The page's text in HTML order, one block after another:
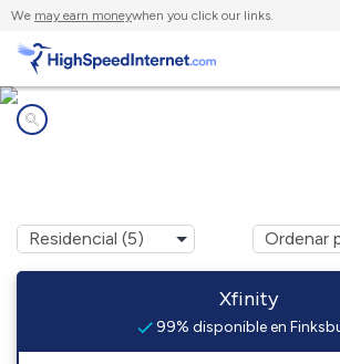
We may earn moneywhen you click our links.
Xfinity
99% disponible en